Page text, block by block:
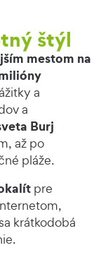
štýl
mestom na
a
a
Burj
až po
pláže.
pre
krátkodobá